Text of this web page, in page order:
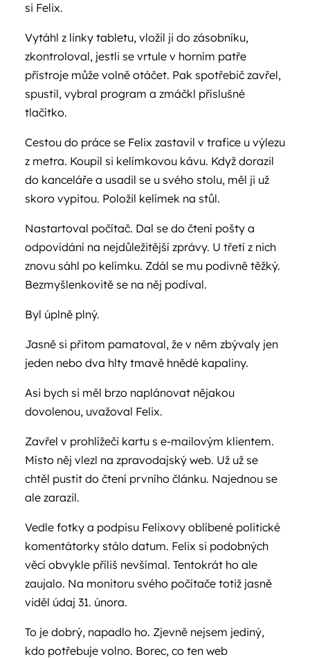
si Felix.
Vytáhl z linky tabletu, vložil ji do zásobníku,
zkontroloval, jestli se vrtule v horním patře
přístroje může volně otáčet. Pak spotřebič zavřel,
spustil, vybral program a zmáčkl příslušné
tlačítko.
Cestou do práce se Felix zastavil v trafice u výlezu
z metra. Koupil si kelímkovou kávu. Když dorazil
do kanceláře a usadil se u svého stolu, měl ji už
skoro vypitou. Položil kelímek na stůl.
Nastartoval počítač. Dal se do čtení pošty a
odpovídání na nejdůležitější zprávy. U třetí z nich
znovu sáhl po kelímku. Zdál se mu podivně těžký.
Bezmyšlenkovitě se na něj podíval.
Byl úplně plný.
Jasně si přitom pamatoval, že v něm zbývaly jen
jeden nebo dva hlty tmavě hnědé kapaliny.
Asi bych si měl brzo naplánovat nějakou
dovolenou, uvažoval Felix.
Zavřel v prohlížeči kartu s e-mailovým klientem.
Místo něj vlezl na zpravodajský web. Už už se
chtěl pustit do čtení prvního článku. Najednou se
ale zarazil.
Vedle fotky a podpisu Felixovy oblíbené politické
komentátorky stálo datum. Felix si podobných
věcí obvykle příliš nevšímal. Tentokrát ho ale
zaujalo. Na monitoru svého počítače totiž jasně
viděl údaj 31. února.
To je dobrý, napadlo ho. Zjevně nejsem jediný,
kdo potřebuje volno. Borec, co ten web